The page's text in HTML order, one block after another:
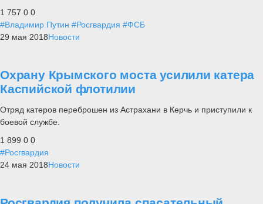
1 757 0 0
#Владимир Путин #Росгвардия #ФСБ
29 мая 2018Новости
Охрану Крымского моста усилили катера
Каспийской флотилии
Отряд катеров переброшен из Астрахани в Керчь и приступили к
боевой службе.
1 899 0 0
#Росгвардия
24 мая 2018Новости